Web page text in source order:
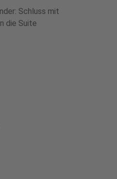
Schluss mit
die Suite